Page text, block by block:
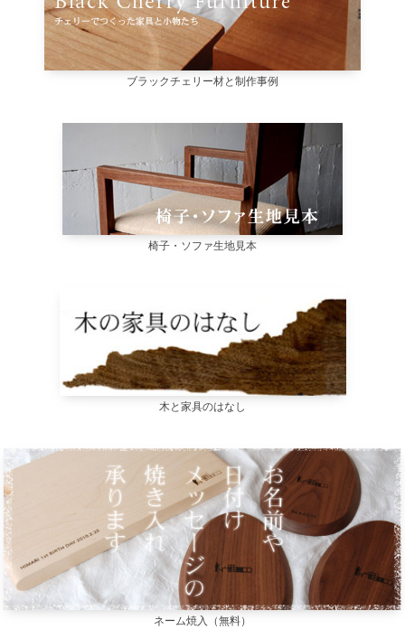
ブラックチェリー材と制作事例
椅子・ソファ生地見本
木と家具のはなし
ネーム焼入（無料）